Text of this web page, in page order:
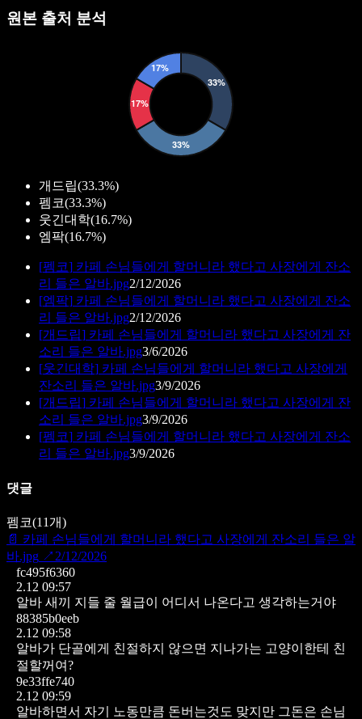
원본 출처 분석
개드립(33.3%)
펨코(33.3%)
웃긴대학(16.7%)
엠팍(16.7%)
[펨코] 카페 손님들에게 할머니라 했다고 사장에게 잔소
리 들은 알바.jpg2/12/2026
[엠팍] 카페 손님들에게 할머니라 했다고 사장에게 잔소
리 들은 알바.jpg2/12/2026
[개드립] 카페 손님들에게 할머니라 했다고 사장에게 잔
소리 들은 알바.jpg3/6/2026
[웃긴대학] 카페 손님들에게 할머니라 했다고 사장에게
잔소리 들은 알바.jpg3/9/2026
[개드립] 카페 손님들에게 할머니라 했다고 사장에게 잔
소리 들은 알바.jpg3/9/2026
[펨코] 카페 손님들에게 할머니라 했다고 사장에게 잔소
리 들은 알바.jpg3/9/2026
댓글
펨코(11개)
📄 카페 손님들에게 할머니라 했다고 사장에게 잔소리 들은 알
바.jpg ↗ 2/12/2026
fc495f6360
2.12 09:57
알바 새끼 지들 줄 월급이 어디서 나온다고 생각하는거야
88385b0eeb
2.12 09:58
알바가 단골에게 친절하지 않으면 지나가는 고양이한테 친
절할꺼여?
9e33ffe740
2.12 09:59
알바하면서 자기 노동만큼 돈버는것도 맞지만 그돈은 손님